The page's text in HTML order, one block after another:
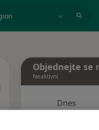
Objednejte se
Neaktivní
Dnes